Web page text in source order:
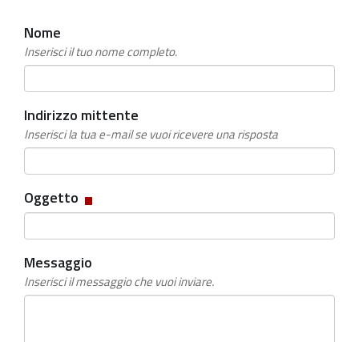
Nome
Inserisci il tuo nome completo.
Indirizzo mittente
Inserisci la tua e-mail se vuoi ricevere una risposta
Oggetto Campo
obbligatorio
Messaggio
Inserisci il messaggio che vuoi inviare.